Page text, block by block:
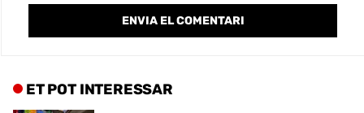
ET POT INTERESSAR